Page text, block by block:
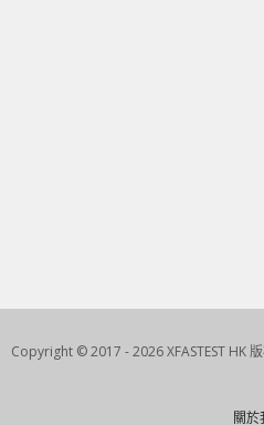
Copyright © 2017 - 2026 XFASTEST HK
關於